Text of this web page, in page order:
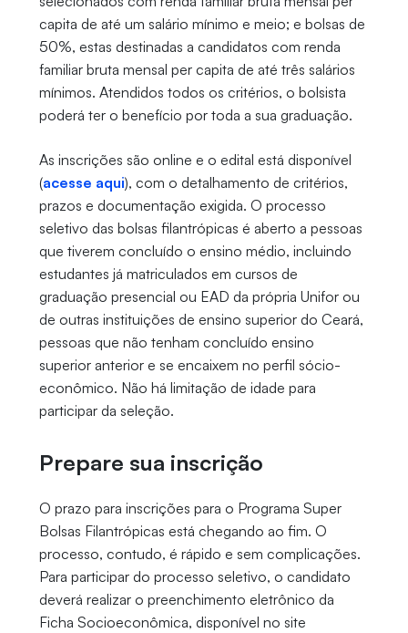
capita de até um salário mínimo e meio; e bolsas de
50%, estas destinadas a candidatos com renda
familiar bruta mensal per capita de até três salários
mínimos. Atendidos todos os critérios, o bolsista
poderá ter o benefício por toda a sua graduação.
As inscrições são online e o edital está disponível
(acesse aqui), com o detalhamento de critérios,
prazos e documentação exigida. O processo
seletivo das bolsas filantrópicas é aberto a pessoas
que tiverem concluído o ensino médio, incluindo
estudantes já matriculados em cursos de
graduação presencial ou EAD da própria Unifor ou
de outras instituições de ensino superior do Ceará,
pessoas que não tenham concluído ensino
superior anterior e se encaixem no perfil sócio-
econômico. Não há limitação de idade para
participar da seleção.
Prepare sua inscrição
O prazo para inscrições para o Programa Super
Bolsas Filantrópicas está chegando ao fim. O
processo, contudo, é rápido e sem complicações.
Para participar do processo seletivo, o candidato
deverá realizar o preenchimento eletrônico da
Ficha Socioeconômica, disponível no site